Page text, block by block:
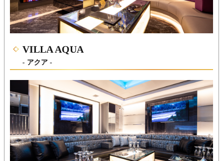
VILLA AQUA
- アクア -